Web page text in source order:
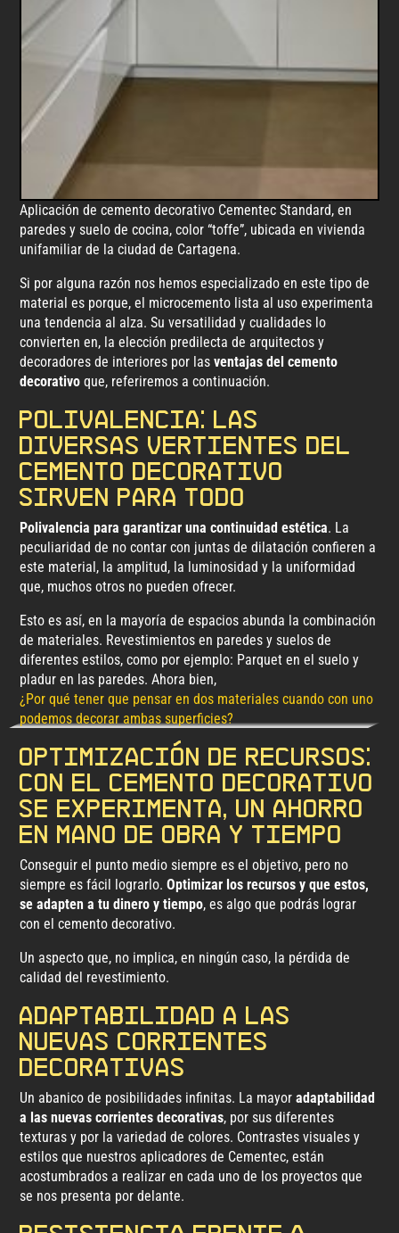
Aplicación de cemento decorativo Cementec Standard, en
paredes y suelo de cocina, color “toffe”, ubicada en vivienda
unifamiliar de la ciudad de Cartagena.
Si por alguna razón nos hemos especializado en este tipo de
material es porque, el microcemento lista al uso experimenta
una tendencia al alza. Su versatilidad y cualidades lo
convierten en, la elección predilecta de arquitectos y
decoradores de interiores por lasventajas del cemento
decorativo que, referiremos a continuación.
Polivalencia: Las
diversas vertientes del
cemento decorativo
sirven para todo
Polivalencia para garantizar una continuidad estética. La
peculiaridad de no contar con juntas de dilatación confieren a
este material, la amplitud, la luminosidad y la uniformidad
que, muchos otros no pueden ofrecer.
Esto es así, en la mayoría de espacios abunda la combinación
de materiales. Revestimientos en paredes y suelos de
diferentes estilos, como por ejemplo: Parquet en el suelo y
pladur en las paredes. Ahora bien,
¿Por qué tener que pensar en dos materiales cuando con uno
podemos decorar ambas superficies?
Optimización de recursos:
Con el cemento decorativo
se experimenta, un ahorro
en mano de obra y tiempo
Conseguir el punto medio siempre es el objetivo, pero no
siempre es fácil lograrlo.Optimizar los recursos y que estos,
se adapten a tu dinero y tiempo, es algo que podrás lograr
con el cemento decorativo.
Un aspecto que, no implica, en ningún caso, la pérdida de
calidad del revestimiento.
Adaptabilidad a las
nuevas corrientes
decorativas
Un abanico de posibilidades infinitas. La mayoradaptabilidad
a las nuevas corrientes decorativas, por sus diferentes
texturas y por la variedad de colores. Contrastes visuales y
estilos que nuestros aplicadores de Cementec, están
acostumbrados a realizar en cada uno de los proyectos que
se nos presenta por delante.